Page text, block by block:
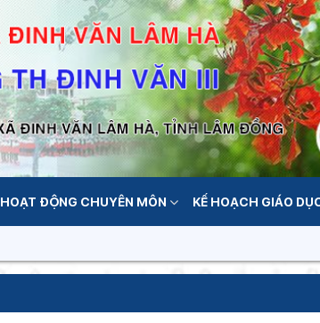
HOẠT ĐỘNG CHUYÊN MÔN KẾ HOẠCH GIÁO